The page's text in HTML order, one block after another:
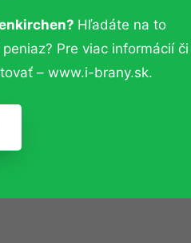
Hľadáte na to
Pre viac informácií či
– www.i-brany.sk.